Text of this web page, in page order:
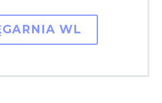
WL